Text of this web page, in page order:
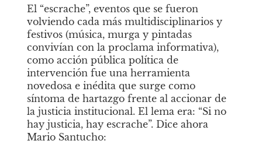
El “escrache”, eventos que se fueron
volviendo cada más multidisciplinarios y
festivos (música, murga y pintadas
convivían con la proclama informativa),
como acción pública política de
intervención fue una herramienta
novedosa e inédita que surge como
síntoma de hartazgo frente al accionar de
la justicia institucional. El lema era: “Si no
hay justicia, hay escrache”. Dice ahora
Mario Santucho: